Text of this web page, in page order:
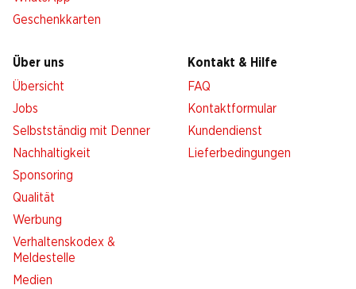
Geschenkkarten
Über uns
Übersicht
Jobs
Selbstständig mit Denner
Nachhaltigkeit
Sponsoring
Qualität
Werbung
Verhaltenskodex &
Meldestelle
Medien
Kontakt & Hilfe
FAQ
Kontaktformular
Kundendienst
Lieferbedingungen